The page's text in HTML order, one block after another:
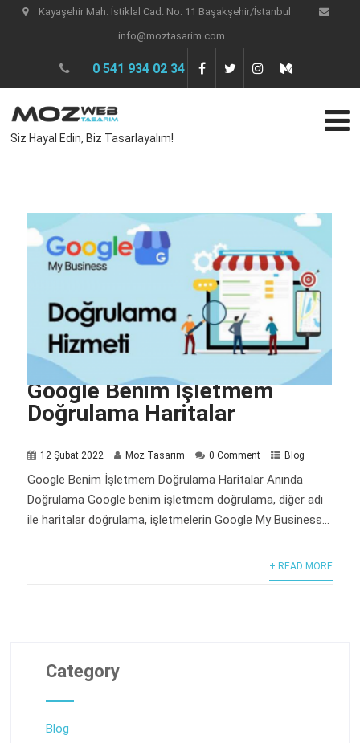
Kayaşehir Mah. İstiklal Cad. No: 11 Başakşehir/İstanbul
info@moztasarim.com
0 541 934 02 34
Siz Hayal Edin, Biz Tasarlayalım!
Google Benim İşletmem
Doğrulama Haritalar
12 Şubat 2022 Moz Tasarım 0 Comment Blog
Google Benim İşletmem Doğrulama Haritalar Anında
Doğrulama Google benim işletmem doğrulama, diğer adı
ile haritalar doğrulama, işletmelerin Google My Business...
+ READ MORE
Category
Blog